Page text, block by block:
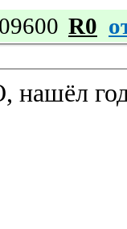
R0
нашёл